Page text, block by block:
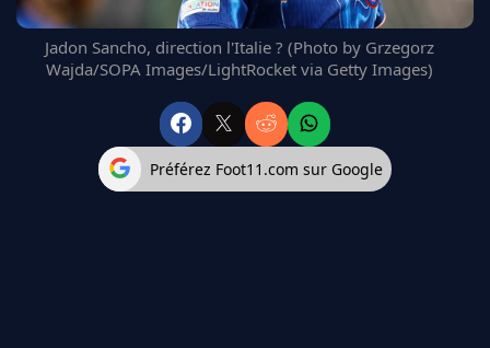
ARSENAL
BAYERN
L'AVIS DE LA RÉDAC'
Jadon Sancho, direction l'Italie ? (Photo by Grzegorz
Wajda/SOPA Images/LightRocket via Getty Images)
Préférez Foot11.com sur Google